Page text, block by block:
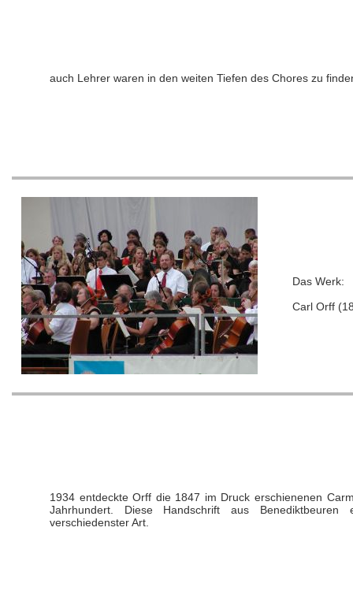
auch Lehrer waren in den weiten Tiefen des Chores zu
Das Werk:
Carl Orff
1934 entdeckte Orff die 1847 im Druck erschienenen
Jahrhundert. Diese Handschrift aus Benediktbeuren
verschiedenster Art.